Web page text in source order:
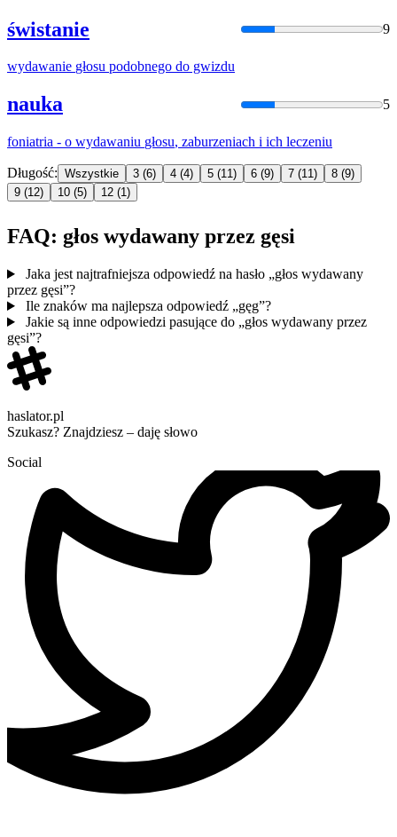
świstanie 9
wydawanie głosu podobnego do gwizdu
nauka 5
foniatria - o wydawaniu głosu, zaburzeniach i ich leczeniu
Długość: Wszystkie 3 (6) 4 (4) 5 (11) 6 (9) 7 (11) 8 (9)
9 (12) 10 (5) 12 (1)
FAQ: głos wydawany przez gęsi
Jaka jest najtrafniejsza odpowiedź na hasło „głos wydawany
przez gęsi”?
Ile znaków ma najlepsza odpowiedź „gęg”?
Jakie są inne odpowiedzi pasujące do „głos wydawany przez
gęsi”?
haslator.pl
Szukasz? Znajdziesz – daję słowo
Social